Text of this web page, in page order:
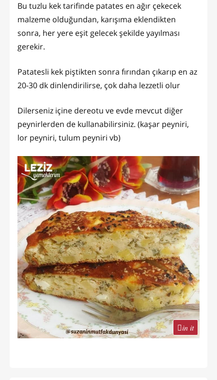
Bu tuzlu kek tarifinde patates en ağır çekecek
malzeme olduğundan, karışıma eklendikten
sonra, her yere eşit gelecek şekilde yayılması
gerekir.
Patatesli kek piştikten sonra fırından çıkarıp en az
20-30 dk dinlendirilirse, çok daha lezzetli olur
Dilerseniz içine dereotu ve evde mevcut diğer
peynirlerden de kullanabilirsiniz. (kaşar peyniri,
lor peyniri, tulum peyniri vb)
in it